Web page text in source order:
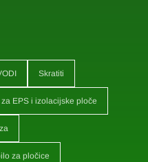
Skratiti
EPS i izolacijske ploče
za pločice